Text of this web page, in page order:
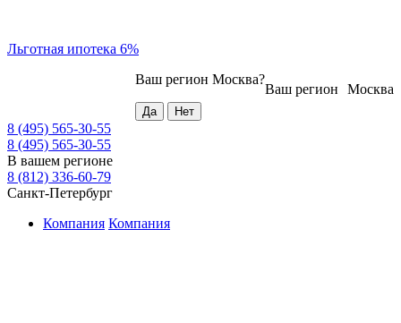
Льготная ипотека 6%
Москва
Ваш регион
Ваш регион Москва?
8 (495) 565-30-55
8 (495) 565-30-55
В вашем регионе
8 (812) 336-60-79
Санкт-Петербург
Компания Компания